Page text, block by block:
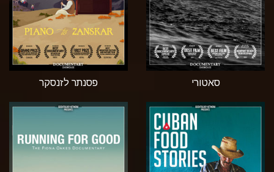
סאטורי פסנתר לזנסקר